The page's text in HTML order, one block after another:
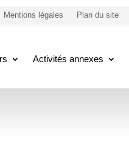
Mentions légales Plan du site
Activités annexes